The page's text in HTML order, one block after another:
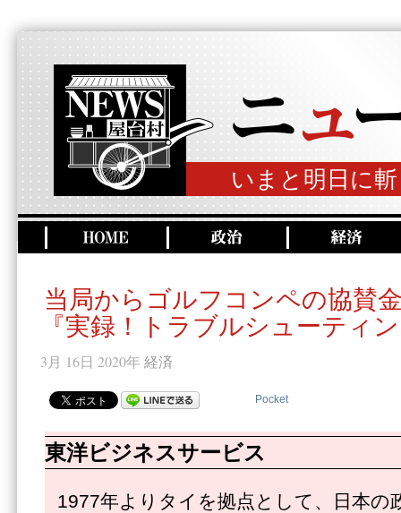
いまと明日に
当局からゴルフコンペの協賛
『実録！トラブルシューティ
3月 16日 2020年 経済
Pocket
東洋ビジネスサービス
1977年よりタイを拠点として、日本の